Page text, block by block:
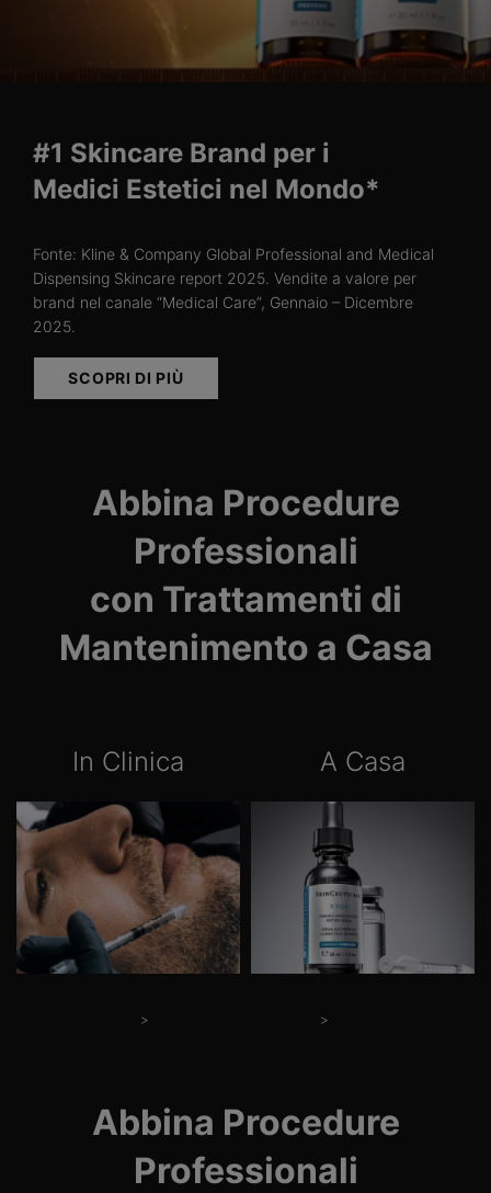
#1 Skincare Brand per i
Medici Estetici nel Mondo*
Fonte: Kline & Company Global Professional and Medical
Dispensing Skincare report 2025. Vendite a valore per
brand nel canale “Medical Care”, Gennaio – Dicembre
2025.
SCOPRI DI PIÙ
Abbina Procedure
Professionali
con Trattamenti di
Mantenimento a Casa
In Clinica
>
A Casa
>
Abbina Procedure
Professionali